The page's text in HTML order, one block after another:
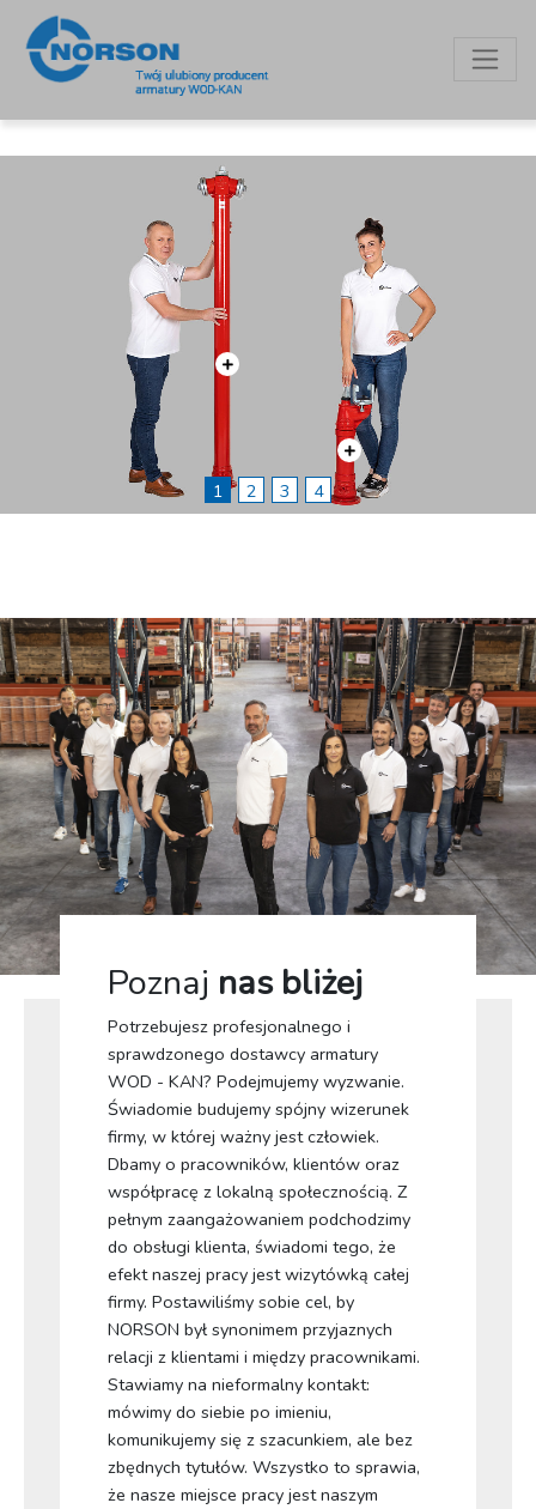
1 2 3 4
Poznaj nas bliżej
Potrzebujesz profesjonalnego i
sprawdzonego dostawcy armatury
WOD - KAN? Podejmujemy wyzwanie.
Świadomie budujemy spójny wizerunek
firmy, w której ważny jest człowiek.
Dbamy o pracowników, klientów oraz
współpracę z lokalną społecznością. Z
pełnym zaangażowaniem podchodzimy
do obsługi klienta, świadomi tego, że
efekt naszej pracy jest wizytówką całej
firmy. Postawiliśmy sobie cel, by
NORSON był synonimem przyjaznych
relacji z klientami i między pracownikami.
Stawiamy na nieformalny kontakt:
mówimy do siebie po imieniu,
komunikujemy się z szacunkiem, ale bez
zbędnych tytułów. Wszystko to sprawia,
że nasze miejsce pracy jest naszym